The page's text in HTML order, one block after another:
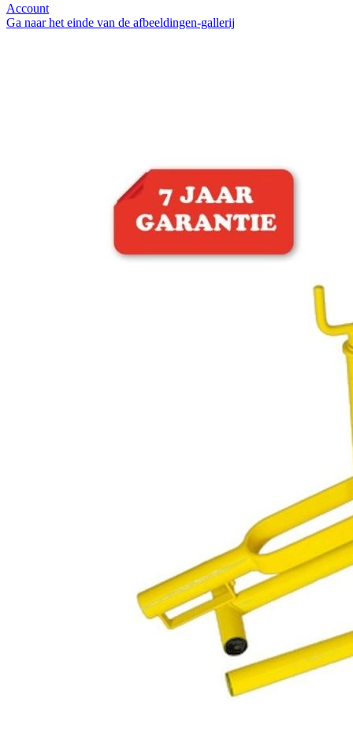
Account
Ga naar het einde van de afbeeldingen-gallerij